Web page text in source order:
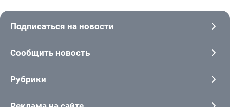
Подписаться на новости
Сообщить новость
Рубрики